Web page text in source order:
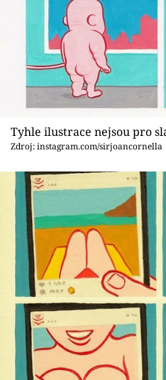
Tyhle ilustrace nejsou pro
Zdroj: instagram.com/sirjoancornella